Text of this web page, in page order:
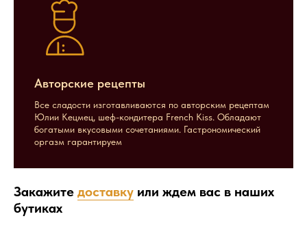
Авторские рецепты
Все сладости изготавливаются по авторским рецептам
Юлии Кецмец, шеф-кондитера French Kiss. Обладают
богатыми вкусовыми сочетаниями. Гастрономический
оргазм гарантируем
Закажите доставку или ждем вас в наших
бутиках